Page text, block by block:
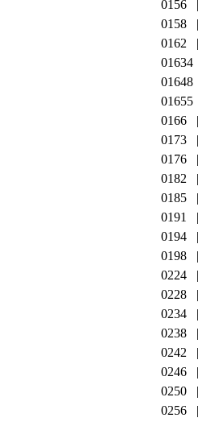
0156
0158
0162
01634
01648
01655
0166
0173
0176
0182
0185
0191
0194
0198
0224
0228
0234
0238
0242
0246
0250
0256